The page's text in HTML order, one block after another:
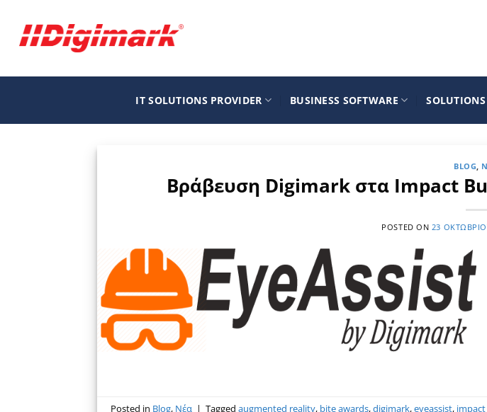
περιεχόμενο
IT SOLUTIONS PROVIDER BUSINESS SOFTWARE SOLUTIONS
BLOG,
Βράβευση Digimark στα Impact
POSTED ON 23
Posted in Blog, Νέα | Taggedaugmented reality, bite awards,digimark,eyeassist,